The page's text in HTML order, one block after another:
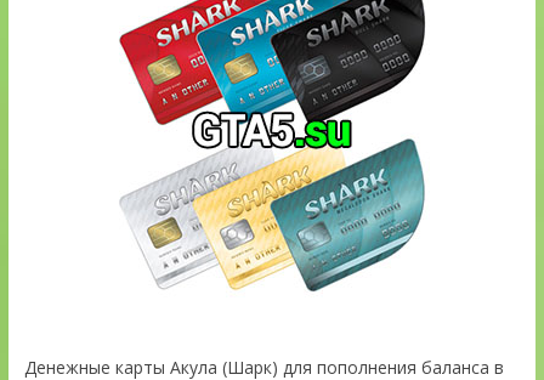
Денежные карты Акула (Шарк) для пополнения баланса в